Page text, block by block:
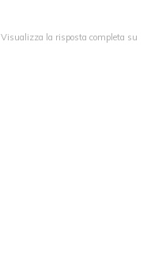
Visualizza la risposta completa su